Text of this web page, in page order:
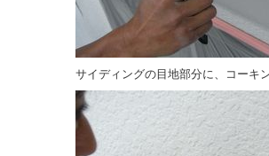
サイディングの目地部分に、コーキ